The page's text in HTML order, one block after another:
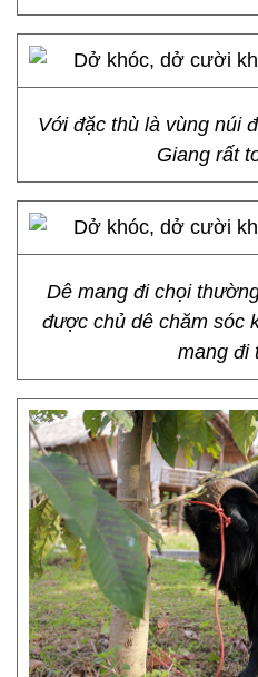
Với đặc thù là vùng núi
Giang rất
Dê mang đi chọi
được chủ dê chăm sóc
mang đi